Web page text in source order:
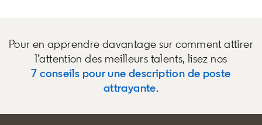
Pour en apprendre davantage sur comment attirer
l’attention des meilleurs talents, lisez nos
7 conseils pour une description de poste
attrayante.